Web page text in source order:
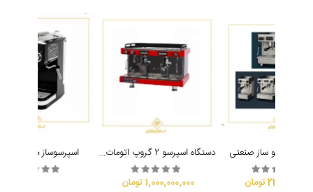
اسپرسو ساز صنعتی
23,500,000 تومان
دستگاه اسپرسو 2 گروپ اتومات آنتسantes
1,000,000,000 تومان
اسپرسوساز میباشی 2015